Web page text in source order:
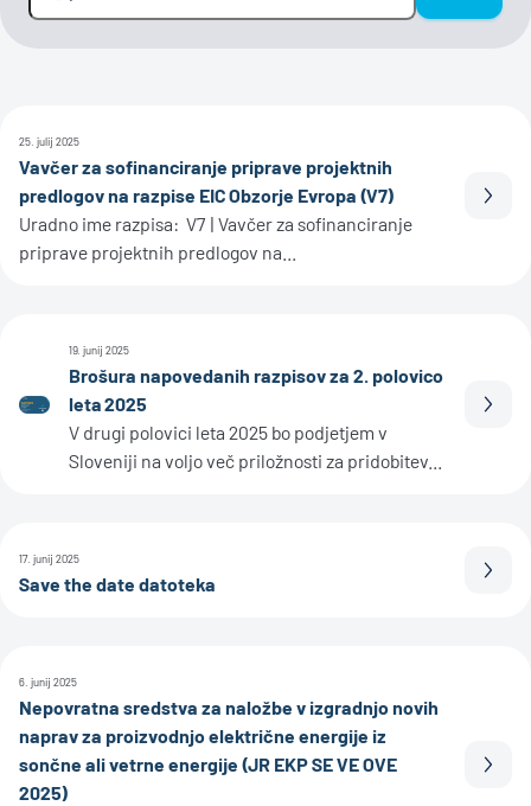
25. julij 2025
Vavčer za sofinanciranje priprave projektnih
predlogov na razpise EIC Obzorje Evropa (V7)
Uradno ime razpisa: V7 | Vavčer za sofinanciranje
priprave projektnih predlogov na...
19. junij 2025
Brošura napovedanih razpisov za 2. polovico
leta 2025
V drugi polovici leta 2025 bo podjetjem v
Sloveniji na voljo več priložnosti za pridobitev...
17. junij 2025
Save the date datoteka
6. junij 2025
Nepovratna sredstva za naložbe v izgradnjo novih
naprav za proizvodnjo električne energije iz
sončne ali vetrne energije (JR EKP SE VE OVE
2025)